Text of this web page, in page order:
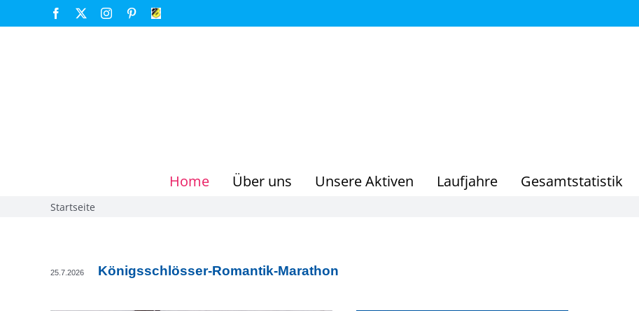
Inhalt
Facebook InstagramPinterest
FSV
Home Über uns Unsere Aktiven Laufjahre Gesamtstatistik
Startseite
25.7.2026 Königsschlösser-Romantik-Marathon